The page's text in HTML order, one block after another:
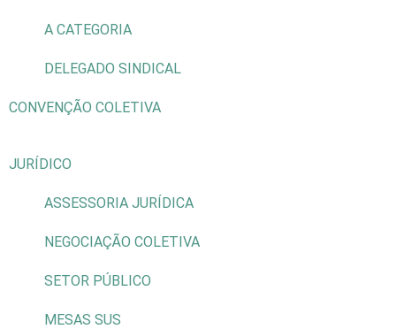
A CATEGORIA
DELEGADO SINDICAL
CONVENÇÃO COLETIVA
JURÍDICO
ASSESSORIA JURÍDICA
NEGOCIAÇÃO COLETIVA
SETOR PÚBLICO
MESAS SUS